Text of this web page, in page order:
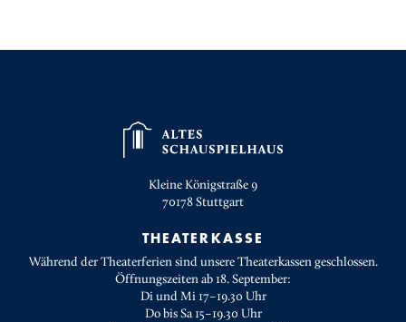
Kleine Königstraße 9
70178Stuttgart
THEATERKASSE
Während der Theaterferien sind unsere Theaterkassen geschlossen.
Öffnungszeiten ab 18. September:
Di und Mi 17–19.30 Uhr
Do bis Sa 15–19.30 Uhr